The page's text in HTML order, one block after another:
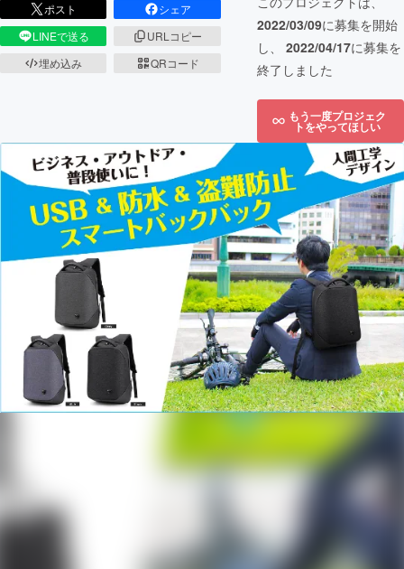
ポスト
シェア
LINEで送る
URLコピー
埋め込み
QRコード
2022/03/09に募集を開始
し、 2022/04/17に募集を
終了しました
もう一度プロジェク
トをやってほしい